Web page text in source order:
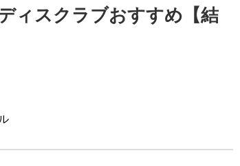
ィスクラブおすすめ【結